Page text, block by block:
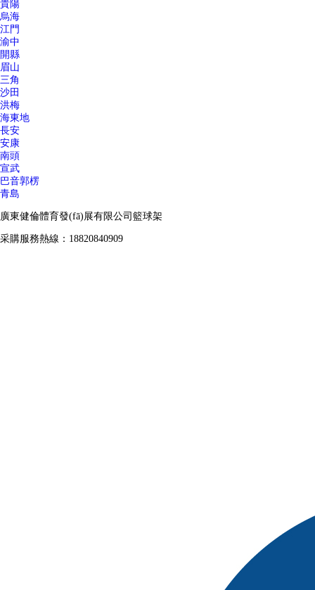
貴陽
烏海
江門
渝中
開縣
眉山
三角
沙田
洪梅
海東地
長安
安康
南頭
宣武
巴音郭楞
青島
廣東健倫體育發(fā)展有限公司籃球架
采購服務熱線：18820840909